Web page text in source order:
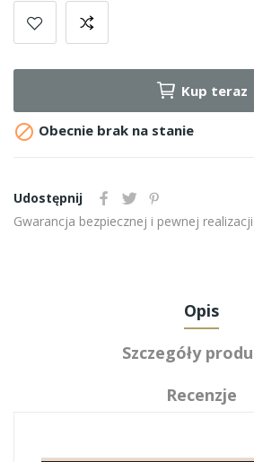
Kup teraz
 Obecnie brak na stanie
Udostępnij
Gwarancja bezpiecznej i pewnej
Opis
Szczegóły
Recenzje